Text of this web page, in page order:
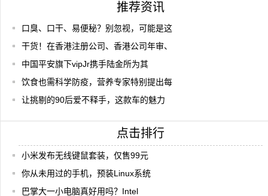
推荐资讯
口臭、口干、易便秘？别忽视，可能是这
干货！在香港注册公司、香港公司年审、
中国平安旗下vipJr携手陆金所为其
饮食也需科学防疫，营养专家特别提出每
让挑剔的90后爱不释手，这款车的魅力
点击排行
小米发布无线键鼠套装，仅售99元
你从未用过的手机，预装Linux系统
巴掌大一小电脑真好用吗？Intel